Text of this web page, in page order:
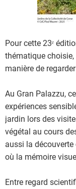
Pour cette 23ᵉ
thématique choisie,
manière de
Au Gran Palazzu,
expériences
jardin lors des
végétal au cours
aussi la découverte
où la mémoire
Entre regard